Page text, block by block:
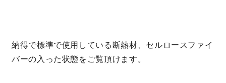
納得で標準で使用している断熱材、セルロースファイ
バーの入った状態をご覧頂けます。